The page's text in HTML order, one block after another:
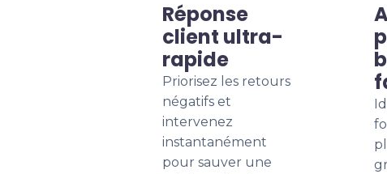
Réponse
client ultra-
rapide
Priorisez les retours
négatifs et
intervenez
instantanément
pour sauver une